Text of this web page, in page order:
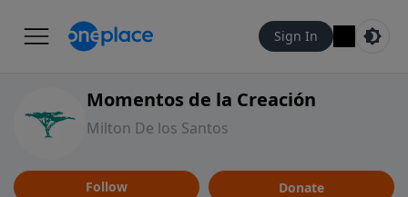
Sign In
Momentos de la Creación
Milton De los Santos
Follow Donate